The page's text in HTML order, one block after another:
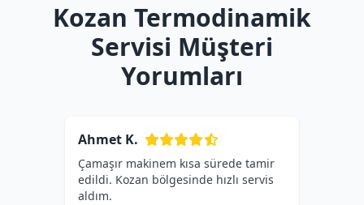
Kozan Termodinamik
Servisi Müşteri
Yorumları
Ahmet K.
Çamaşır makinem kısa sürede tamir
edildi. Kozan bölgesinde hızlı servis
aldım.